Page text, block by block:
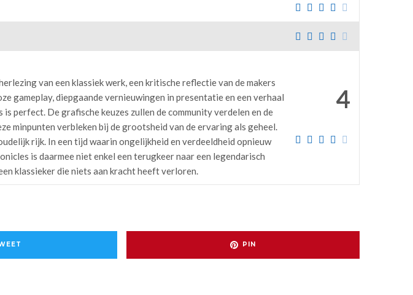
4
van een klassiek werk, een kritische reflectie van de makers
gameplay, diepgaande vernieuwingen in presentatie en een verhaal
perfect. De grafische keuzes zullen de community verdelen en de
minpunten verbleken bij de grootsheid van de ervaring als geheel.
rijk. In een tijd waarin ongelijkheid en verdeeldheid opnieuw
is daarmee niet enkel een terugkeer naar een legendarisch
klassieker die niets aan kracht heeft verloren.
PIN